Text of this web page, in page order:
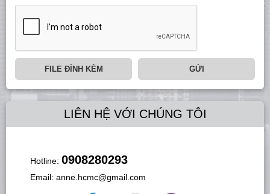
FILE ĐÍNH KÈM GỬI
LIÊN HỆ VỚI CHÚNG TÔI
Hotline: 0908280293
Email: anne.hcmc@gmail.com